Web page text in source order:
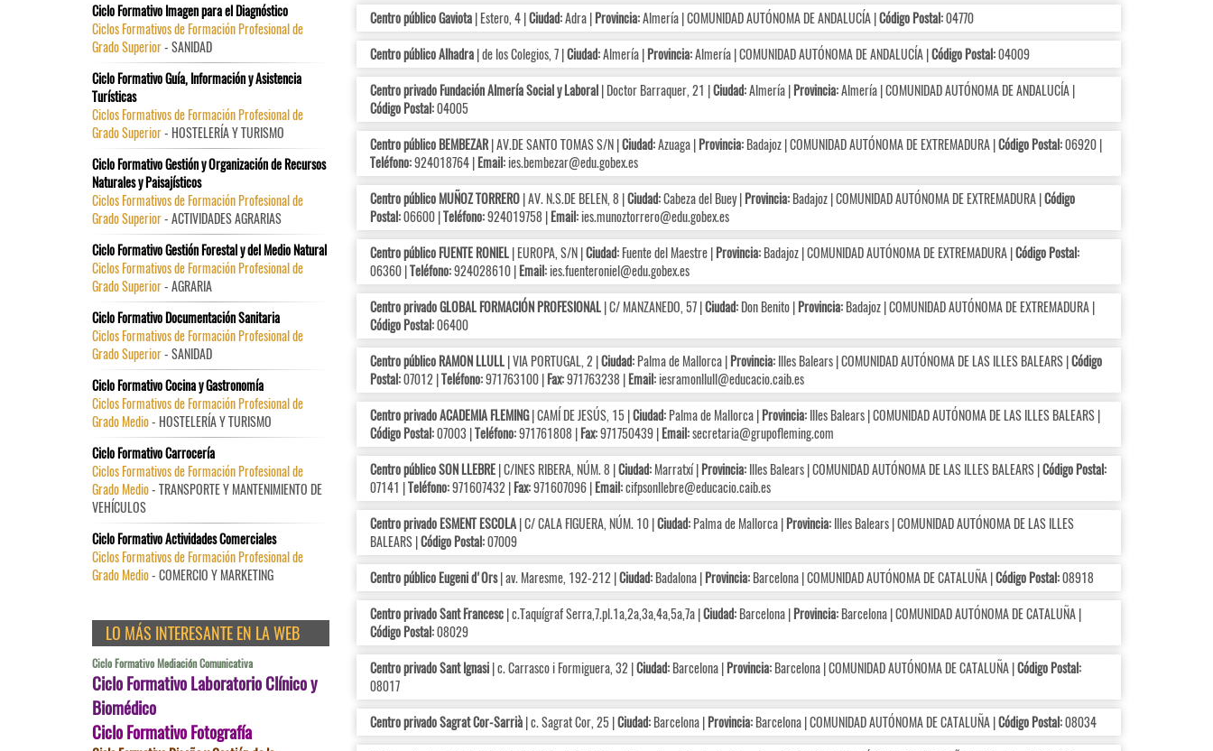
Centro público Gaviota| Estero, 4 |Ciudad:Adra |Provincia:Almería | COMUNIDAD AUTÓNOMA DE ANDALUCÍA |Código Postal:04770
Centro público Alhadra| de los Colegios, 7 |Ciudad:Almería |Provincia:Almería | COMUNIDAD AUTÓNOMA DE ANDALUCÍA |Código Postal:04009
Centro privado Fundación Almería Social y Laboral| Doctor Barraquer, 21 |Ciudad:Almería |Provincia:Almería | COMUNIDAD AUTÓNOMA DE ANDALUCÍA |
Código Postal:04005
Centro público BEMBEZAR| AV.DE SANTO TOMAS S/N |Ciudad:Azuaga |Provincia:Badajoz | COMUNIDAD AUTÓNOMA DE EXTREMADURA |Código Postal:06920 |
Teléfono:924018764 |Email:ies.bembezar@edu.gobex.es
Centro público MUÑOZ TORRERO| AV. N.S.DE BELEN, 8 |Ciudad:Cabeza del Buey |Provincia:Badajoz | COMUNIDAD AUTÓNOMA DE EXTREMADURA |Código
Postal:06600 |Teléfono:924019758 |Email:ies.munoztorrero@edu.gobex.es
Centro público FUENTE RONIEL| EUROPA, S/N |Ciudad:Fuente del Maestre |Provincia:Badajoz | COMUNIDAD AUTÓNOMA DE EXTREMADURA |Código Postal:
06360 |Teléfono:924028610 |Email:ies.fuenteroniel@edu.gobex.es
Centro privado GLOBAL FORMACIÓN PROFESIONAL| C/ MANZANEDO, 57 |Ciudad:Don Benito |Provincia:Badajoz | COMUNIDAD AUTÓNOMA DE EXTREMADURA |
Código Postal:06400
Centro público RAMON LLULL| VIA PORTUGAL, 2 |Ciudad:Palma de Mallorca |Provincia:Illes Balears | COMUNIDAD AUTÓNOMA DE LAS ILLES BALEARS |Código
Postal:07012 |Teléfono:971763100 |Fax:971763238 |Email:iesramonllull@educacio.caib.es
Centro privado ACADEMIA FLEMING| CAMÍ DE JESÚS, 15 |Ciudad:Palma de Mallorca |Provincia:Illes Balears | COMUNIDAD AUTÓNOMA DE LAS ILLES BALEARS |
Código Postal:07003 |Teléfono:971761808 |Fax:971750439 |Email:secretaria@grupofleming.com
Centro público SON LLEBRE| C/INES RIBERA, NÚM. 8 |Ciudad:Marratxí |Provincia:Illes Balears | COMUNIDAD AUTÓNOMA DE LAS ILLES BALEARS |Código Postal:
07141 |Teléfono:971607432 |Fax:971607096 |Email:cifpsonllebre@educacio.caib.es
Centro privado ESMENT ESCOLA| C/ CALA FIGUERA, NÚM. 10 |Ciudad:Palma de Mallorca |Provincia:Illes Balears | COMUNIDAD AUTÓNOMA DE LAS ILLES
BALEARS |Código Postal:07009
Centro público Eugeni d'Ors| av. Maresme, 192-212 |Ciudad:Badalona |Provincia:Barcelona | COMUNIDAD AUTÓNOMA DE CATALUÑA |Código Postal:08918
Centro privado Sant Francesc| c.Taquígraf Serra,7.pl.1a,2a,3a,4a,5a,7a |Ciudad:Barcelona |Provincia:Barcelona | COMUNIDAD AUTÓNOMA DE CATALUÑA |
Código Postal:08029
Centro privado Sant Ignasi| c. Carrasco i Formiguera, 32 |Ciudad:Barcelona |Provincia:Barcelona | COMUNIDAD AUTÓNOMA DE CATALUÑA |Código Postal:
08017
Centro privado Sagrat Cor-Sarrià| c. Sagrat Cor, 25 |Ciudad:Barcelona |Provincia:Barcelona | COMUNIDAD AUTÓNOMA DE CATALUÑA |Código Postal:08034
Ciclo Formativo Imagen para el Diagnóstico
Ciclos Formativos de Formación Profesional de
Grado Superior- SANIDAD
Ciclo Formativo Guía, Información y Asistencia
Turísticas
Ciclos Formativos de Formación Profesional de
Grado Superior- HOSTELERÍA Y TURISMO
Ciclo Formativo Gestión y Organización de Recursos
Naturales y Paisajísticos
Ciclos Formativos de Formación Profesional de
Grado Superior- ACTIVIDADES AGRARIAS
Ciclo Formativo Gestión Forestal y del Medio Natural
Ciclos Formativos de Formación Profesional de
Grado Superior- AGRARIA
Ciclo Formativo Documentación Sanitaria
Ciclos Formativos de Formación Profesional de
Grado Superior- SANIDAD
Ciclo Formativo Cocina y Gastronomía
Ciclos Formativos de Formación Profesional de
Grado Medio- HOSTELERÍA Y TURISMO
Ciclo Formativo Carrocería
Ciclos Formativos de Formación Profesional de
Grado Medio- TRANSPORTE Y MANTENIMIENTO DE
VEHÍCULOS
Ciclo Formativo Actividades Comerciales
Ciclos Formativos de Formación Profesional de
Grado Medio- COMERCIO Y MARKETING
LO MÁS INTERESANTE EN LA WEB
Ciclo Formativo Mediación Comunicativa
Ciclo Formativo Laboratorio Clínico y
Biomédico
Ciclo Formativo Fotografía